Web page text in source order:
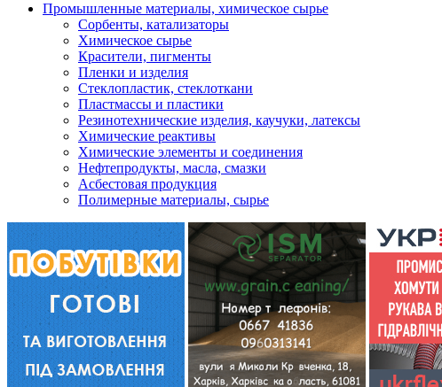
Промышленные материалы, химическое сырье
Сорбенты, катализаторы
Химическое сырье
Красители, пигменты
Пленки и изделия
Стеклопластик, стеклоткани
Пластмассы и пластики
Резинотехнические изделия, каучуки, латексы
Химические реактивы
Химические элементы и соединения
Нефтепродукты, масла, смазки
Асбестовая продукция
Полимерные материалы, сырье